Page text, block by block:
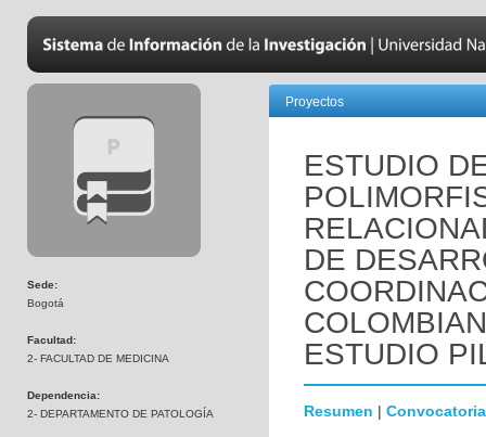
Sede:
Bogotá
Facultad:
2- FACULTAD DE MEDICINA
Dependencia:
2- DEPARTAMENTO DE PATOLOGÍA
Proyectos
ESTUDIO
DE
ESTUDIO
Resumen | Convocatoria